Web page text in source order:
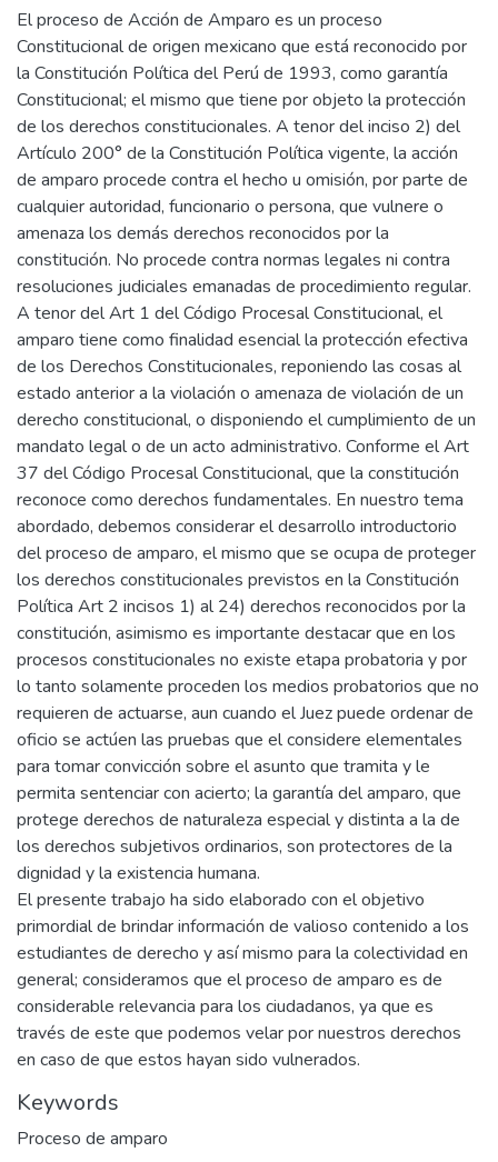
El proceso de Acción de Amparo es un proceso
Constitucional de origen mexicano que está reconocido por
la Constitución Política del Perú de 1993, como garantía
Constitucional; el mismo que tiene por objeto la protección
de los derechos constitucionales. A tenor del inciso 2) del
Artículo 200° de la Constitución Política vigente, la acción
de amparo procede contra el hecho u omisión, por parte de
cualquier autoridad, funcionario o persona, que vulnere o
amenaza los demás derechos reconocidos por la
constitución. No procede contra normas legales ni contra
resoluciones judiciales emanadas de procedimiento regular.
A tenor del Art 1 del Código Procesal Constitucional, el
amparo tiene como finalidad esencial la protección efectiva
de los Derechos Constitucionales, reponiendo las cosas al
estado anterior a la violación o amenaza de violación de un
derecho constitucional, o disponiendo el cumplimiento de un
mandato legal o de un acto administrativo. Conforme el Art
37 del Código Procesal Constitucional, que la constitución
reconoce como derechos fundamentales. En nuestro tema
abordado, debemos considerar el desarrollo introductorio
del proceso de amparo, el mismo que se ocupa de proteger
los derechos constitucionales previstos en la Constitución
Política Art 2 incisos 1) al 24) derechos reconocidos por la
constitución, asimismo es importante destacar que en los
procesos constitucionales no existe etapa probatoria y por
lo tanto solamente proceden los medios probatorios que no
requieren de actuarse, aun cuando el Juez puede ordenar de
oficio se actúen las pruebas que el considere elementales
para tomar convicción sobre el asunto que tramita y le
permita sentenciar con acierto; la garantía del amparo, que
protege derechos de naturaleza especial y distinta a la de
los derechos subjetivos ordinarios, son protectores de la
dignidad y la existencia humana.
El presente trabajo ha sido elaborado con el objetivo
primordial de brindar información de valioso contenido a los
estudiantes de derecho y así mismo para la colectividad en
general; consideramos que el proceso de amparo es de
considerable relevancia para los ciudadanos, ya que es
través de este que podemos velar por nuestros derechos
en caso de que estos hayan sido vulnerados.
Keywords
Proceso de amparo